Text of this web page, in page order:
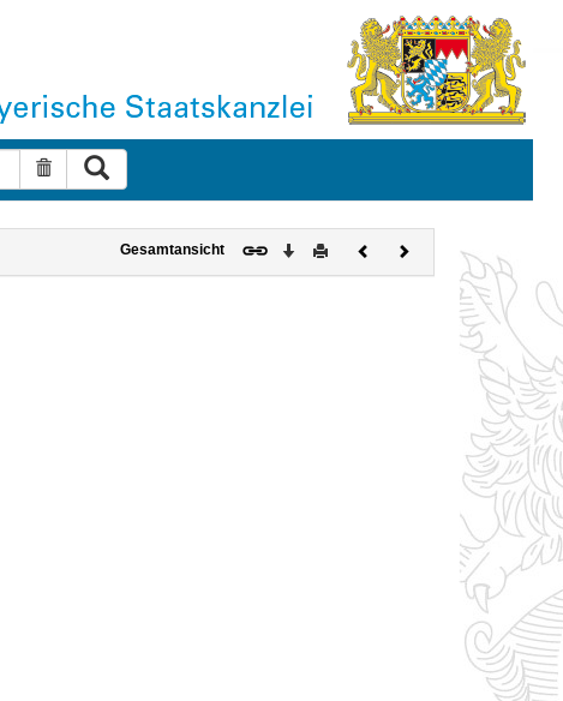
Suche zurücksetzen
Gesamtansicht Download
DruckenVorherigesNächstes
Dokument